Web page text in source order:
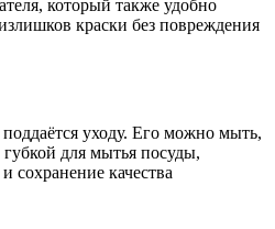
который также удобно
краски без повреждения
поддаётся уходу. Его можно мыть,
для мытья посуды,
сохранение качества